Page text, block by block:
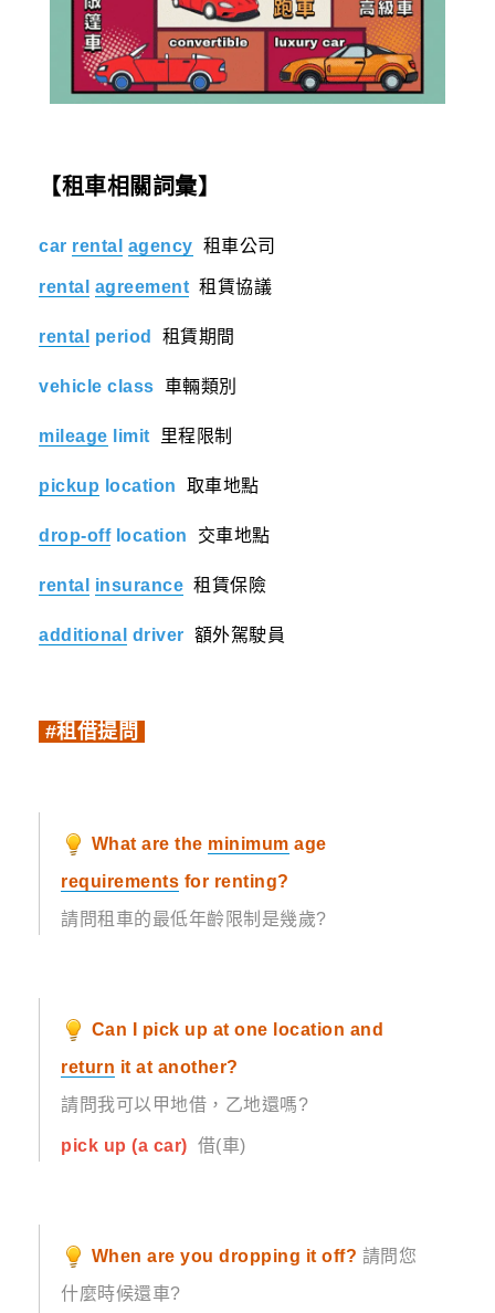
【租車相關詞彙】
car rental agency 租車公司
rental agreement 租賃協議
rental period 租賃期間
vehicle class 車輛類別
mileage limit 里程限制
pickup location 取車地點
drop-offlocation 交車地點
rental insurance 租賃保險
additional driver 額外駕駛員
#租借提問
What are the minimum age
requirements for renting?
請問租車的最低年齡限制是幾歲?
Can I pick up at one location and
return it at another?
請問我可以甲地借，乙地還嗎?
pick up (a car) 借(車)
When are you dropping it off? 請問您
什麼時候還車?